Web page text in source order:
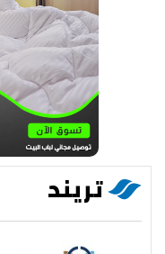
تريند